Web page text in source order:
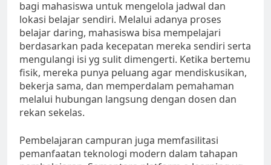
bagi mahasiswa untuk mengelola jadwal dan
lokasi belajar sendiri. Melalui adanya proses
belajar daring, mahasiswa bisa mempelajari
berdasarkan pada kecepatan mereka sendiri serta
mengulangi isi yg sulit dimengerti. Ketika bertemu
fisik, mereka punya peluang agar mendiskusikan,
bekerja sama, dan memperdalam pemahaman
melalui hubungan langsung dengan dosen dan
rekan sekelas.
Pembelajaran campuran juga memfasilitasi
pemanfaatan teknologi modern dalam tahapan